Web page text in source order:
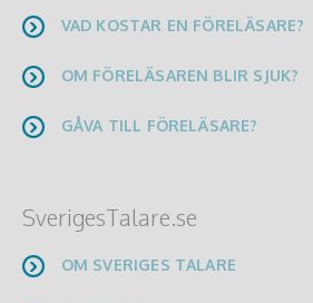
VAD KOSTAR EN FÖRELÄSARE?
OM FÖRELÄSAREN BLIR SJUK?
GÅVA TILL FÖRELÄSARE?
SverigesTalare.se
OM SVERIGES TALARE